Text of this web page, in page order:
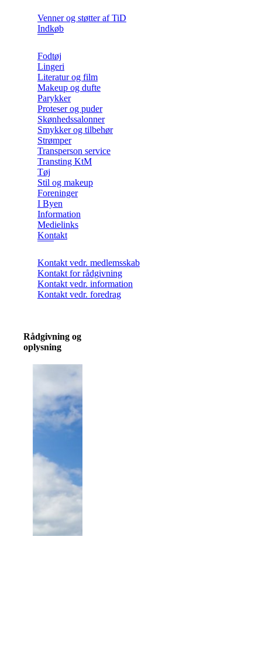
Venner og støtter af TiD
Indkøb
Fodtøj
Lingeri
Literatur og film
Makeup og dufte
Parykker
Proteser og puder
Skønhedssalonner
Smykker og tilbehør
Strømper
Transperson service
Transting KtM
Tøj
Stil og makeup
Foreninger
I Byen
Information
Medielinks
Kontakt
Kontakt vedr. medlemsskab
Kontakt for rådgivning
Kontakt vedr. information
Kontakt vedr. foredrag
Rådgivning og
oplysning